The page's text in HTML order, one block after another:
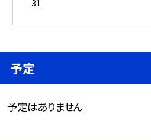
31
予定
予定はありません